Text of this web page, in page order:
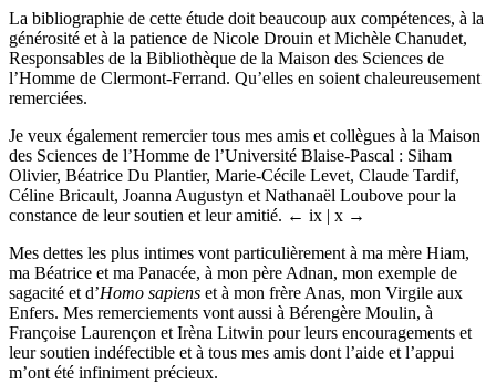
La bibliographie de cette étude doit beaucoup aux compétences, à la
générosité et à la patience de Nicole Drouin et Michèle Chanudet,
Responsables de la Bibliothèque de la Maison des Sciences de
l’Homme de Clermont-Ferrand. Qu’elles en soient chaleureusement
Je veux également remercier tous mes amis et collègues à la Maison
des Sciences de l’Homme de l’Université Blaise-Pascal : Siham
Olivier, Béatrice Du Plantier, Marie-Cécile Levet, Claude Tardif,
Céline Bricault, Joanna Augustyn et Nathanaël Loubove pour la
Mes dettes les plus intimes vont particulièrement à ma mère Hiam,
ma Béatrice et ma Panacée, à mon père Adnan, mon exemple de
sagacité et d’Homo sapiens et à mon frère Anas, mon Virgile aux
Enfers. Mes remerciements vont aussi à Bérengère Moulin, à
Françoise Laurençon et Irèna Litwin pour leurs encouragements et
leur soutien indéfectible et à tous mes amis dont l’aide et l’appui